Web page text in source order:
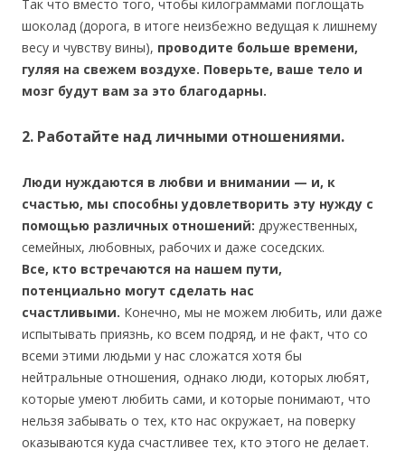
Так что вместо того, чтобы килограммами поглощать
шоколад (дорога, в итоге неизбежно ведущая к лишнему
весу и чувству вины), проводите больше времени,
гуляя на свежем воздухе. Поверьте, ваше тело и
мозг будут вам за это благодарны.
2. Работайте над личными отношениями.
Люди нуждаются в любви и внимании — и, к
счастью, мы способны удовлетворить эту нужду с
помощью различных отношений: дружественных,
семейных, любовных, рабочих и даже соседских.
Все, кто встречаются на нашем пути,
потенциально могут сделать нас
счастливыми. Конечно, мы не можем любить, или даже
испытывать приязнь, ко всем подряд, и не факт, что со
всеми этими людьми у нас сложатся хотя бы
нейтральные отношения, однако люди, которых любят,
которые умеют любить сами, и которые понимают, что
нельзя забывать о тех, кто нас окружает, на поверку
оказываются куда счастливее тех, кто этого не делает.